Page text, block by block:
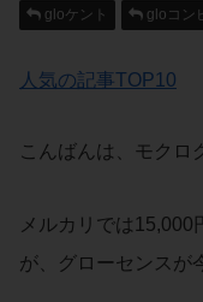
gloケント
gloコン
人気の記事TOP10
こんばんは、モクロ
メルカリでは15,000
が、グローセンスが